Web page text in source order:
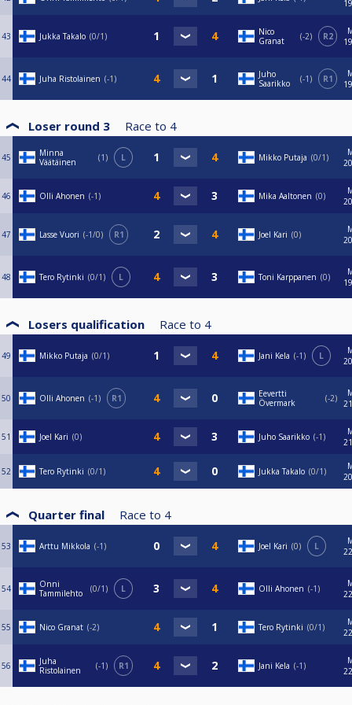
43 Jukka Takalo 0/1
Nico
Granat
-2 R2
44 Juha Ristolainen -1
Juho
Saarikko
-1 R1
Loser round 3 Race to 4
45
Minna
Väätäinen
1 L Mikko Putaja 0/1
46 Olli Ahonen -1 Mika Aaltonen 0
47 Lasse Vuori -1/0 R1 Joel Kari 0
48 Tero Rytinki 0/1 L Toni Karppanen 0
Losers qualification Race to 4
49 Mikko Putaja 0/1 Jani Kela -1 L
50 Olli Ahonen -1 R1
Eevertti
Övermark
-2
51 Joel Kari 0 Juho Saarikko -1
52 Tero Rytinki 0/1 Jukka Takalo 0/1
Quarter final Race to 4
53 Arttu Mikkola -1 Joel Kari 0 L
54
Onni
Tammilehto
0/1 L Olli Ahonen -1
55 Nico Granat -2 Tero Rytinki 0/1
56
Juha
Ristolainen
-1 R1 Jani Kela -1